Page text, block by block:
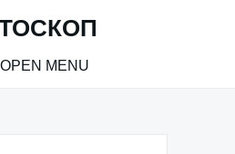
OPEN MENU